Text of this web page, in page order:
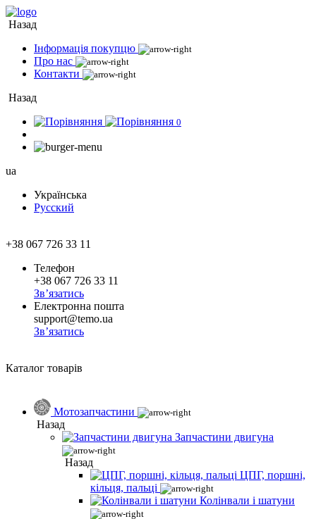
Назад
Інформація покупцю
Про нас
Контакти
Назад
0
ua
Українська
Русский
+38 067 726 33 11
Телефон
+38 067 726 33 11
Зв’язатись
Електронна пошта
support@temo.ua
Зв’язатись
Каталог товарів
Мотозапчастини
Назад
Запчастини двигуна
Назад
ЦПГ, поршні,
кільця, пальці
Колінвали і шатуни